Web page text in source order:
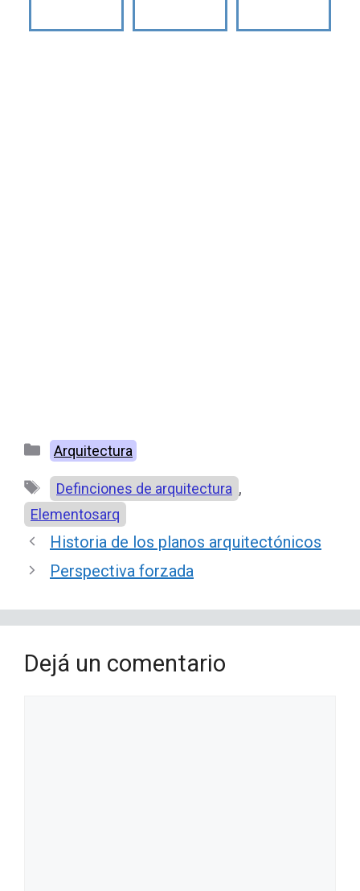
Categorías
Arquitectura
Etiquetas
Definciones de arquitectura ,
Elementosarq
Historia de los planos arquitectónicos
Perspectiva forzada
Dejá un comentario